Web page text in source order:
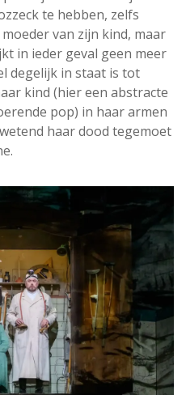
te hebben, zelfs
van zijn kind, maar
in ieder geval geen meer
degelijk in staat is tot
kind (hier een abstracte
pop) in haar armen
haar dood tegemoet